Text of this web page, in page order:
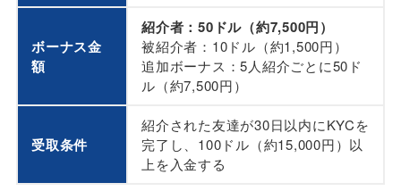
ボーナス金
額
紹介者：50ドル（約7,500円）
被紹介者：10ドル（約1,500円）
追加ボーナス：5人紹介ごとに50ド
ル（約7,500円）
受取条件
紹介された友達が30日以内にKYCを
完了し、100ドル（約15,000円）以
上を入金する